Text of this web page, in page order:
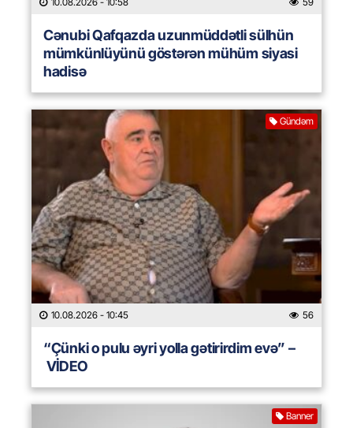
Cənubi Qafqazda uzunmüddətli sülhün
mümkünlüyünü göstərən mühüm siyasi
hadisə
Gündəm
10.08.2026 - 10:45 56
“Çünki o pulu əyri yolla gətirirdim evə” –
VİDEO
Banner